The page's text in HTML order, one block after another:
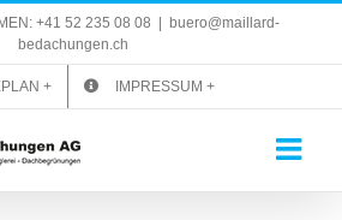
+41 52 235 08 08
buero@maillard-
bedachungen.ch
+ IMPRESSUM +